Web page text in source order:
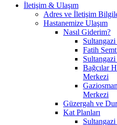
İletişim & Ulaşım
Adres ve İletişim
Hastanemize Ulaşım
Nasıl Giderim?
Fatih
Bağcılar
Merkezi
Merkezi
Güzergah ve
Kat Planları